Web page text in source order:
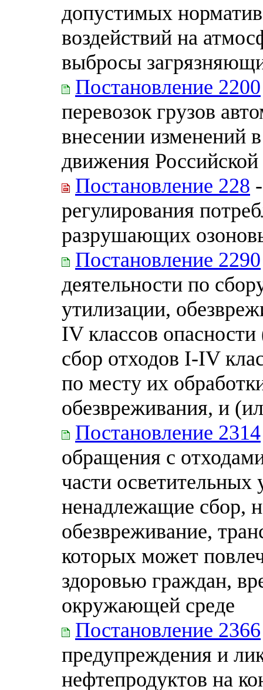
допустимых
воздействий на
выбросы
Постановление 2200
перевозок грузов
внесении изменений
движения
Постановление 228
регулирования
разрушающих
Постановление 2290
деятельности по
утилизации,
IV классов
сбор отходов I-IV
по месту их
обезвреживания, и
Постановление 2314
обращения с
части осветительных
ненадлежащие сбор,
обезвреживание,
которых может
здоровью граждан,
окружающей среде
Постановление 2366
предупреждения и
нефтепродуктов на